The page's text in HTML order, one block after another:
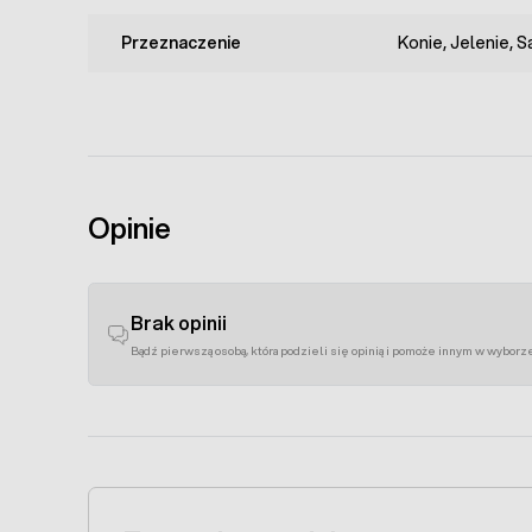
Przeznaczenie Konie, Jelenie,
Opinie
Brak opinii
Bądź pierwszą osobą, która podzieli się opinią i pomoże innym w